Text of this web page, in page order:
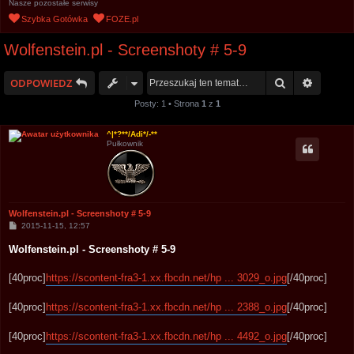
Nasze pozostałe serwisy
Szybka Gotówka FOZE.pl
Wolfenstein.pl - Screenshoty # 5-9
ODPOWIEDZ Szukaj
Posty: 1 • Strona 1 z 1
^|*?**/Adi*/-**
Pułkownik
Wolfenstein.pl - Screenshoty # 5-9
P
s
t
2015-11-15, 12:57
Wolfenstein.pl - Screenshoty # 5-9
[40proc] https://scontent-fra3-1.xx.fbcdn.net/hp ... 3029_o.jpg[/40proc]
[40proc] https://scontent-fra3-1.xx.fbcdn.net/hp ... 2388_o.jpg[/40proc]
[40proc] https://scontent-fra3-1.xx.fbcdn.net/hp ... 4492_o.jpg[/40proc]